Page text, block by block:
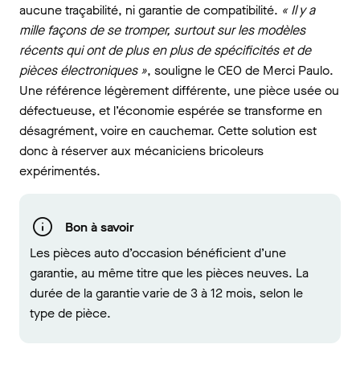
aucune traçabilité, ni garantie de compatibilité. « Il y a
mille façons de se tromper, surtout sur les modèles
récents qui ont de plus en plus de spécificités et de
pièces électroniques », souligne le CEO de Merci Paulo.
Une référence légèrement différente, une pièce usée ou
défectueuse, et l’économie espérée se transforme en
désagrément, voire en cauchemar. Cette solution est
donc à réserver aux mécaniciens bricoleurs
expérimentés.
Bon à savoir
Les pièces auto d’occasion bénéficient d’une
garantie, au même titre que les pièces neuves. La
durée de la garantie varie de 3 à 12 mois, selon le
type de pièce.